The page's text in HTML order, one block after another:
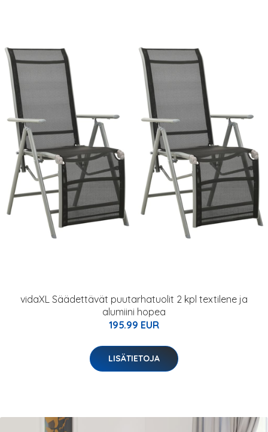
vidaXL Säädettävät puutarhatuolit 2 kpl textilene ja
alumiini hopea
195.99 EUR
LISÄTIETOJA